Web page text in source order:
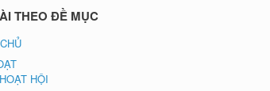
THEO ĐỀ MỤC
HỘI